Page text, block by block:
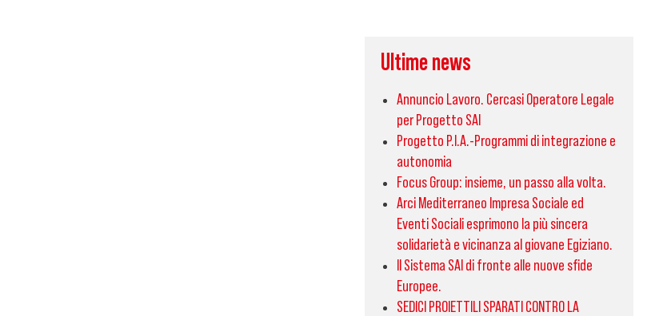
Ultime news
Annuncio Lavoro. Cercasi Operatore Legale
per Progetto SAI
Progetto P.I.A.-Programmi di integrazione e
autonomia
Focus Group: insieme, un passo alla volta.
Arci Mediterraneo Impresa Sociale ed
Eventi Sociali esprimono la più sincera
solidarietà e vicinanza al giovane Egiziano.
Il Sistema SAI di fronte alle nuove sfide
Europee.
SEDICI PROIETTILI SPARATI CONTRO LA